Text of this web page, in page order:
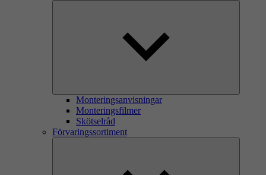
Monteringsanvisningar
Monteringsfilmer
Skötselråd
Förvaringssortiment